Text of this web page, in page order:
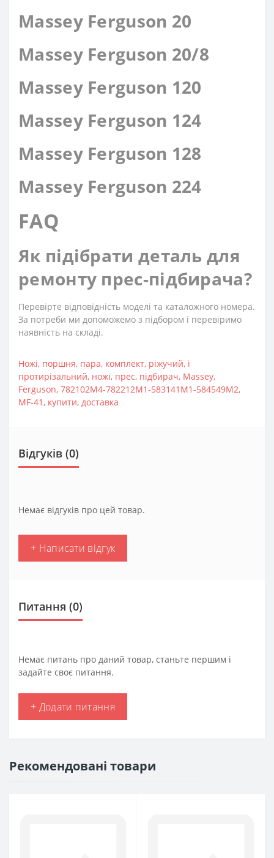
Massey Ferguson 20
Massey Ferguson 20/8
Massey Ferguson 120
Massey Ferguson 124
Massey Ferguson 128
Massey Ferguson 224
FAQ
Як підібрати деталь для
ремонту прес-підбирача?
Перевірте відповідність моделі та каталожного номера.
За потреби ми допоможемо з підбором і перевіримо
наявність на складі.
Ножі, поршня, пара, комплект, ріжучий, і
протирізальний, ножі, прес, підбирач, Massey,
Ferguson, 782102М4-782212М1-583141M1-584549M2,
MF-41, купити, доставка
Відгуків (0)
Немає відгуків про цей товар.
+ Написати відгук
Питання (0)
Немає питань про даний товар, станьте першим і
задайте своє питання.
+ Додати питання
Рекомендовані товари